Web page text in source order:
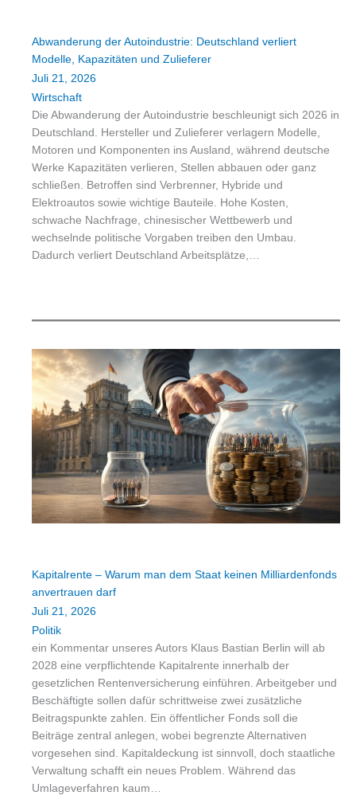
Abwanderung der Autoindustrie: Deutschland verliert
Modelle, Kapazitäten und Zulieferer
Juli 21, 2026
Wirtschaft
Die Abwanderung der Autoindustrie beschleunigt sich 2026 in
Deutschland. Hersteller und Zulieferer verlagern Modelle,
Motoren und Komponenten ins Ausland, während deutsche
Werke Kapazitäten verlieren, Stellen abbauen oder ganz
schließen. Betroffen sind Verbrenner, Hybride und
Elektroautos sowie wichtige Bauteile. Hohe Kosten,
schwache Nachfrage, chinesischer Wettbewerb und
wechselnde politische Vorgaben treiben den Umbau.
Dadurch verliert Deutschland Arbeitsplätze,…
Kapitalrente – Warum man dem Staat keinen Milliardenfonds
anvertrauen darf
Juli 21, 2026
Politik
ein Kommentar unseres Autors Klaus Bastian Berlin will ab
2028 eine verpflichtende Kapitalrente innerhalb der
gesetzlichen Rentenversicherung einführen. Arbeitgeber und
Beschäftigte sollen dafür schrittweise zwei zusätzliche
Beitragspunkte zahlen. Ein öffentlicher Fonds soll die
Beiträge zentral anlegen, wobei begrenzte Alternativen
vorgesehen sind. Kapitaldeckung ist sinnvoll, doch staatliche
Verwaltung schafft ein neues Problem. Während das
Umlageverfahren kaum…